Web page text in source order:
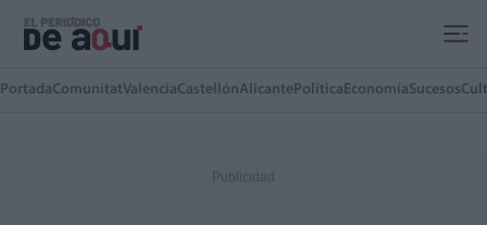
PortadaComunitatValenciaCastellónAlicante Política EconomíaSucesos